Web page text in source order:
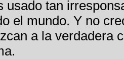
usado tan
el mundo. Y no
a la verdadera